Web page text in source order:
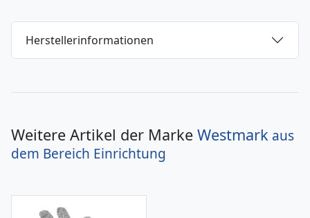
Herstellerinformationen
Weitere Artikel der Marke Westmark aus
dem Bereich Einrichtung